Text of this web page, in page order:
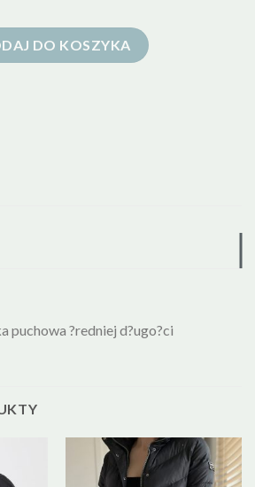
DO KOSZYKA
puchowa ?redniej d?ugo?ci